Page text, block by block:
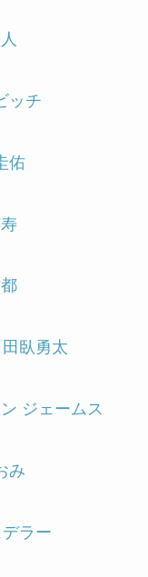
ッチ
佑
田臥勇太
ジェームス
み
ラー